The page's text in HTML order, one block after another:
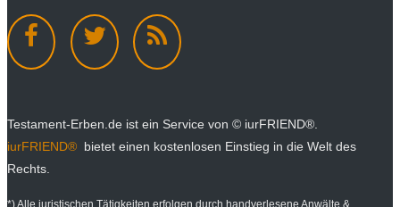
Testament-Erben.de ist ein Service von © iurFRIEND®.
iurFRIEND® bietet einen kostenlosen Einstieg in die Welt des
Rechts.
*) Alle juristischen Tätigkeiten erfolgen durch handverlesene Anwälte &